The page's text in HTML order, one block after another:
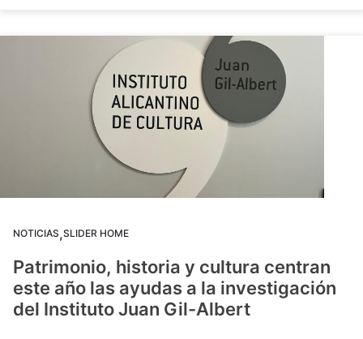
NOTICIAS,SLIDER HOME
Patrimonio, historia y cultura centran
este año las ayudas a la investigación
del Instituto Juan Gil-Albert